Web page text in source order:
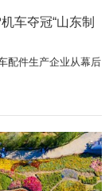
车夺冠“山东制
配件生产企业从幕后